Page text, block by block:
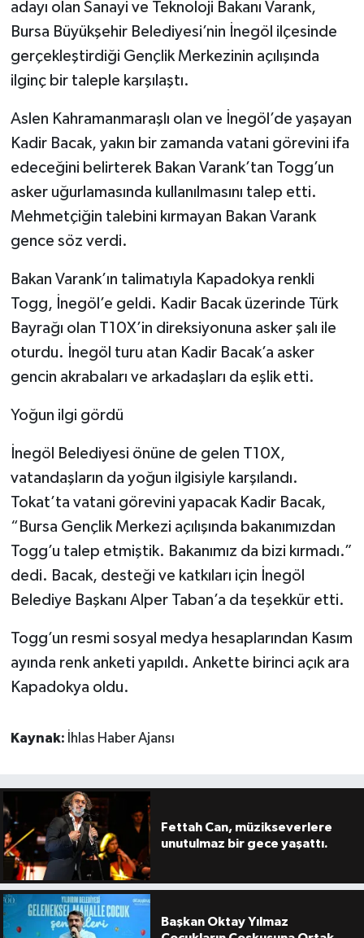
adayı olan Sanayi ve Teknoloji Bakanı Varank,
Bursa Büyükşehir Belediyesi’nin İnegöl ilçesinde
gerçekleştirdiği Gençlik Merkezinin açılışında
ilginç bir taleple karşılaştı.
Aslen Kahramanmaraşlı olan ve İnegöl’de yaşayan
Kadir Bacak, yakın bir zamanda vatani görevini ifa
edeceğini belirterek Bakan Varank’tan Togg’un
asker uğurlamasında kullanılmasını talep etti.
Mehmetçiğin talebini kırmayan Bakan Varank
gence söz verdi.
Bakan Varank’ın talimatıyla Kapadokya renkli
Togg, İnegöl’e geldi. Kadir Bacak üzerinde Türk
Bayrağı olan T10X’in direksiyonuna asker şalı ile
oturdu. İnegöl turu atan Kadir Bacak’a asker
gencin akrabaları ve arkadaşları da eşlik etti.
Yoğun ilgi gördü
İnegöl Belediyesi önüne de gelen T10X,
vatandaşların da yoğun ilgisiyle karşılandı.
Tokat’ta vatani görevini yapacak Kadir Bacak,
“Bursa Gençlik Merkezi açılışında bakanımızdan
Togg’u talep etmiştik. Bakanımız da bizi kırmadı.”
dedi. Bacak, desteği ve katkıları için İnegöl
Belediye Başkanı Alper Taban’a da teşekkür etti.
Togg’un resmi sosyal medya hesaplarından Kasım
ayında renk anketi yapıldı. Ankette birinci açık ara
Kapadokya oldu.
Kaynak: İhlas Haber Ajansı
Fettah Can, müzikseverlere
unutulmaz bir gece yaşattı.
Başkan Oktay Yılmaz